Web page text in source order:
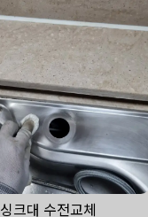
싱크대 수전교체